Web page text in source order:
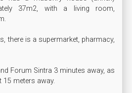
37m2, with a living room,
there is a supermarket, pharmacy,
Forum Sintra 3 minutes away, as
meters away.